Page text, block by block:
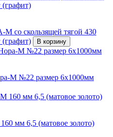
со скользящей тягой 430
(графит)
В корзину
М №22 размер 6х1000мм
мм 6,5 (матовое золото)